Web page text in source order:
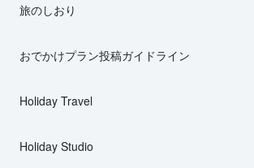
旅のしおり
おでかけプラン投稿ガイドライン
Holiday Travel
Holiday Studio